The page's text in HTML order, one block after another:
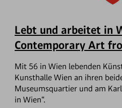
Lebt und arbeitet in
Contemporary Art
Mit 56 in Wien lebenden
Kunsthalle Wien an ihren
Museumsquartier und am
in Wien“.